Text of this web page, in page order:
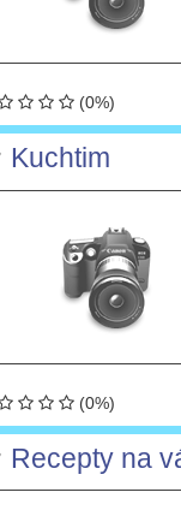
(0%)
Kuchtim
(0%)
Recepty na